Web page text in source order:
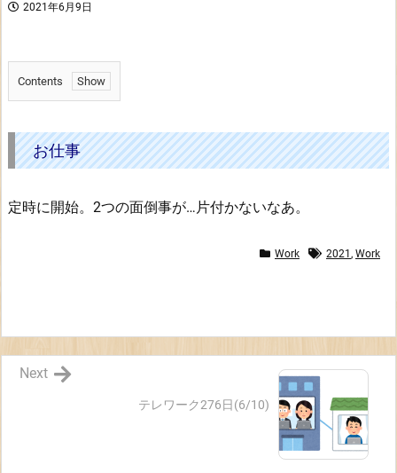
2021年6月9日
Contents
1.
仕
事
お仕事
定時に開始。2つの面倒事が…片付かないなあ。
Work 2021 , Work
テレワーク276日(6/10)
Next